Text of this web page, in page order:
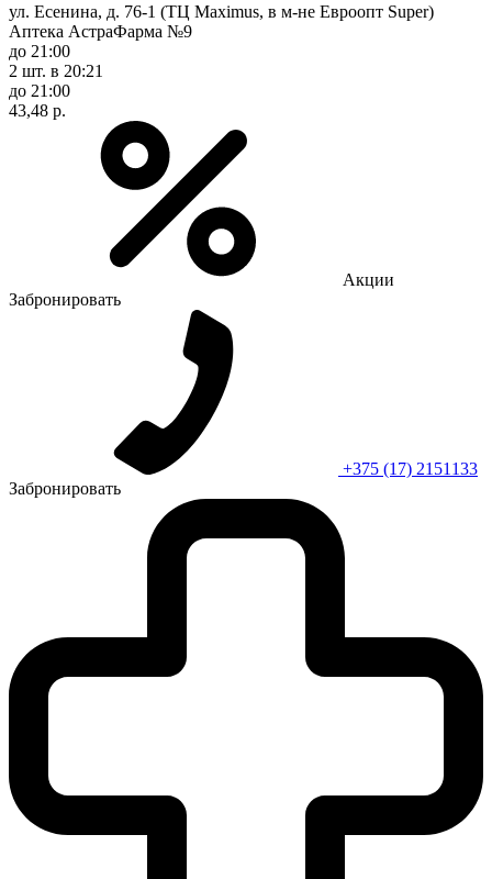
ул. Есенина, д. 76-1 (ТЦ Maximus, в м-не Евроопт Super)
Аптека АстраФарма №9
до 21:00
2 шт. в 20:21
до 21:00
43,48 р.
Акции
Забронировать
+375 (17) 2151133
Забронировать